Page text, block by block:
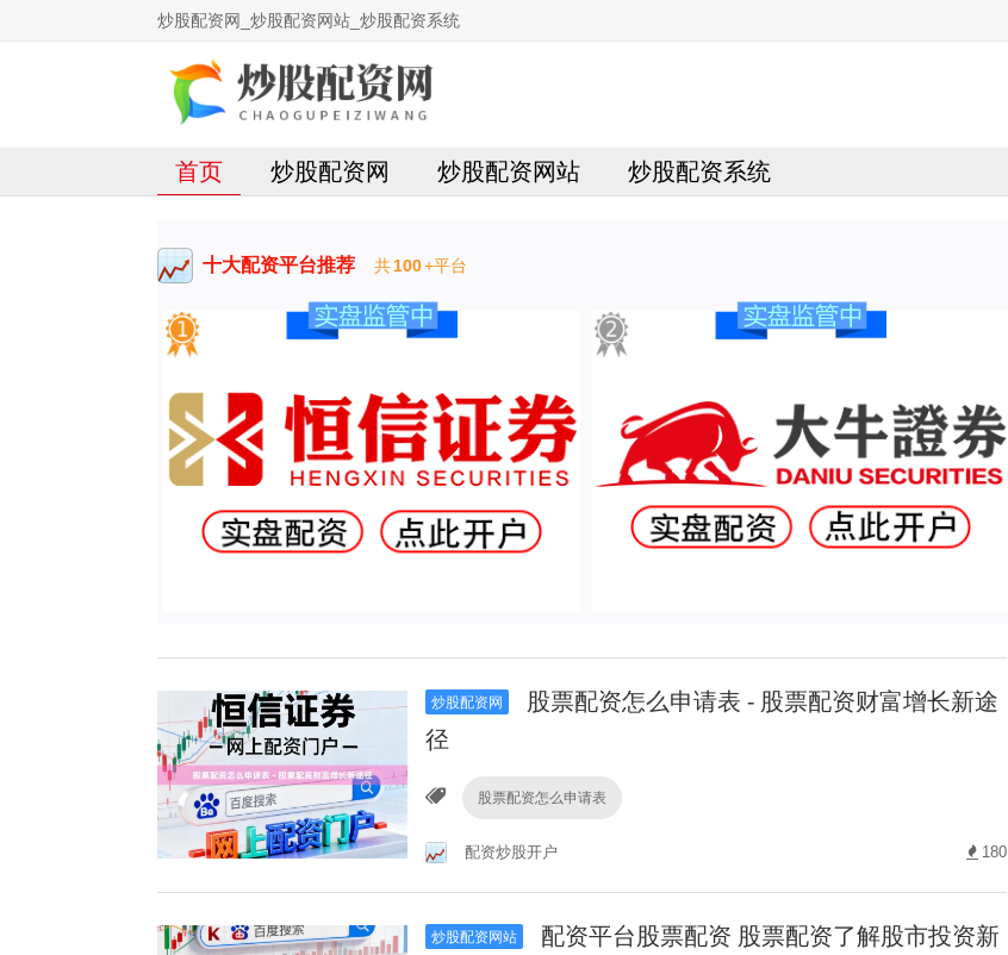
炒股配资网_炒股配资网站_炒股配资系统
首页 炒股配资网 炒股配资网站 炒股配资系统
十大配资平台推荐 共100+平台
炒股配资网
股票配资怎么申请表 - 股票配资财富增长新途
径
股票配资怎么申请表
配资炒股开户 180
炒股配资网站
配资平台股票配资 股票配资了解股市投资新